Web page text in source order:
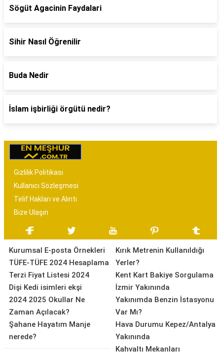
Sögüt Agacinin Faydalari
Sihir Nasıl Öğrenilir
Buda Nedir
İslam işbirliği örgütü nedir?
Gizlilik Politikası
Kullanıcı Sözleşmesi
Telif Hakları ve Alıntı
Bize Ulaşın
Kurumsal E-posta Örnekleri
TÜFE-TÜFE 2024 Hesaplama
Terzi Fiyat Listesi 2024
Dişi Kedi isimleri ekşi
2024 2025 Okullar Ne
Zaman Açılacak?
Şahane Hayatım Manje
nerede?
Kırık Metrenin Kullanıldığı
Yerler?
Kent Kart Bakiye Sorgulama
İzmir Yakınında
Yakınımda Benzin İstasyonu
Var Mı?
Hava Durumu Kepez/Antalya
Yakınında
Kahvaltı Mekanları